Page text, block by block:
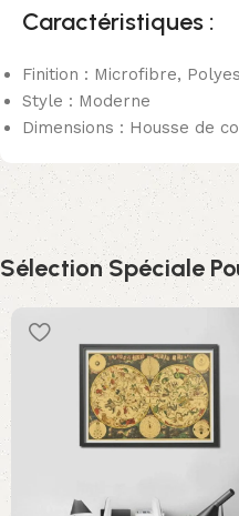
Caractéristiques :
Finition : Microfibre,
Style : Moderne
Dimensions : Housse de
Sélection Spéciale